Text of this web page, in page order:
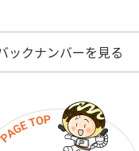
ックナンバーを見る